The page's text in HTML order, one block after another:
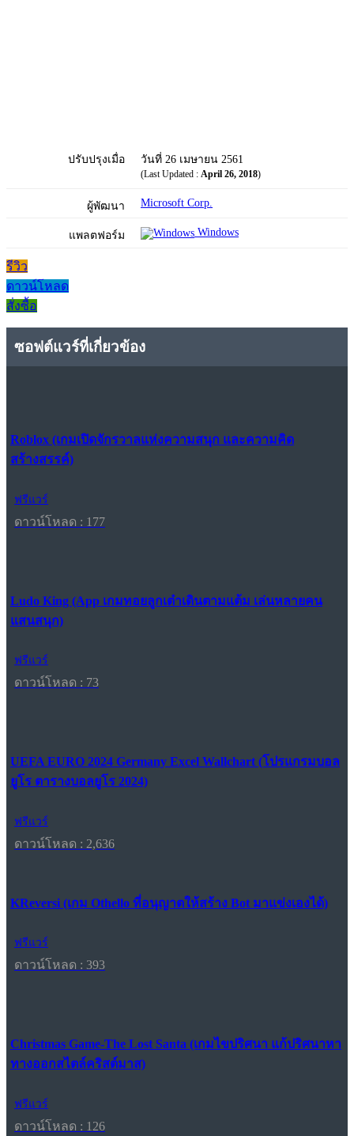
ปรับปรุงเมื่อ วันที่ 26 เมษายน 2561
(Last Updated : April 26, 2018)
ผู้พัฒนา Microsoft Corp.
แพลตฟอร์ม Windows
รีวิว
ดาวน์โหลด
สั่งซื้อ
ซอฟต์แวร์ที่เกี่ยวข้อง
Roblox (เกมเปิดจักรวาลแห่งความสนุก และความคิด
สร้างสรรค์)
ฟรีแวร์
ดาวน์โหลด : 177
Ludo King (App เกมทอยลูกเต๋าเดินตามแต้ม เล่นหลายคน
แสนสนุก)
ฟรีแวร์
ดาวน์โหลด : 73
UEFA EURO 2024 Germany Excel Wallchart (โปรแกรมบอล
ยูโร ตารางบอลยูโร 2024)
ฟรีแวร์
ดาวน์โหลด : 2,636
KReversi (เกม Othello ที่อนุญาตให้สร้าง Bot มาแข่งเองได้)
ฟรีแวร์
ดาวน์โหลด : 393
Christmas Game-The Lost Santa (เกมไขปริศนา แก้ปริศนาหา
ทางออกสไตล์คริสต์มาส)
ฟรีแวร์
ดาวน์โหลด : 126